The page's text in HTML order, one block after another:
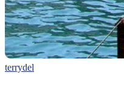
terrydel